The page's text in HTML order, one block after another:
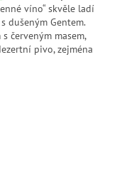
víno“ skvěle ladí
dušeným Gentem.
červeným masem,
pivo, zejména